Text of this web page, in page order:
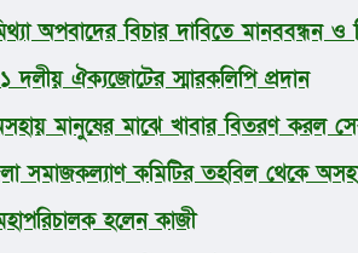
অপবাদের বিচার দাবিতে মানববন্ধন ও
দলীয় ঐক্যজোটের স্মারকলিপি প্রদান
মানুষের মাঝে খাবার বিতরণ করল
সমাজকল্যাণ কমিটির তহবিল থেকে
হলেন কাজী